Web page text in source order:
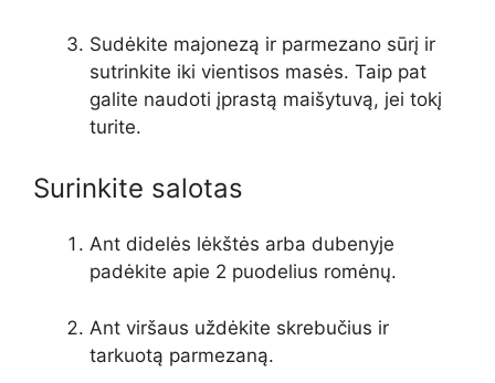
Sudėkite majonezą ir parmezano sūrį ir
sutrinkite iki vientisos masės. Taip pat
galite naudoti įprastą maišytuvą, jei tokį
turite.
Surinkite salotas
Ant didelės lėkštės arba dubenyje
padėkite apie 2 puodelius romėnų.
Ant viršaus uždėkite skrebučius ir
tarkuotą parmezaną.